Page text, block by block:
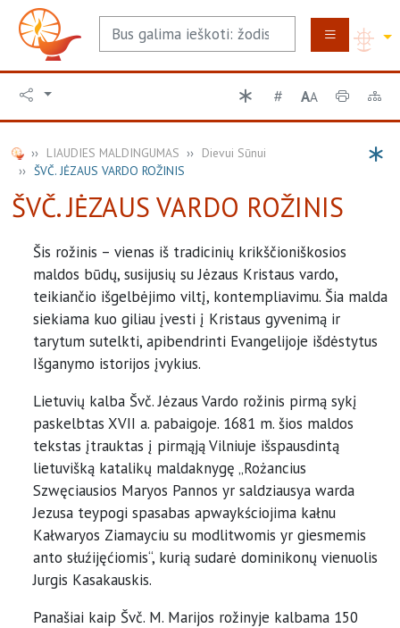
AA
LIAUDIES MALDINGUMAS
Dievui Sūnui
ŠVČ. JĖZAUS VARDO ROŽINIS
ŠVČ. JĖZAUS VARDO ROŽINIS
Šis rožinis – vienas iš tradicinių krikščioniškosios
maldos būdų, susijusių su Jėzaus Kristaus vardo,
teikiančio išgelbėjimo viltį, kontempliavimu. Šia malda
siekiama kuo giliau įvesti į Kristaus gyvenimą ir
tarytum sutelkti, apibendrinti Evangelijoje išdėstytus
Išganymo istorijos įvykius.
Lietuvių kalba Švč. Jėzaus Vardo rožinis pirmą sykį
paskelbtas XVII a. pabaigoje. 1681 m. šios maldos
tekstas įtrauktas į pirmąją Vilniuje išspausdintą
lietuvišką katalikų maldaknygę „Rożancius
Szwęciausios Maryos Pannos yr saldziausya warda
Jezusa teypogi spasabas apwaykściojima kałnu
Kałwaryos Ziamayciu su modlitwomis yr giesmemis
anto słuźijęćiomis“, kurią sudarė dominikonų vienuolis
Jurgis Kasakauskis.
Panašiai kaip Švč. M. Marijos rožinyje kalbama 150